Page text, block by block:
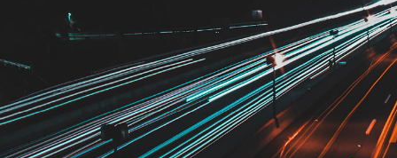
解决方案
服务支持
商务模式